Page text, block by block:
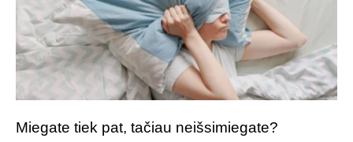
Miegate tiek pat, tačiau neišsimiegate?